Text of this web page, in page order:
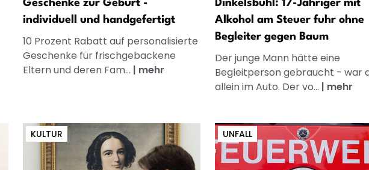
Geschenke zur Geburt -
individuell und handgefertigt
10 Prozent Rabatt auf personalisierte
Geschenke für frischgebackene
Eltern und deren Fam... | mehr
Dinkelsbühl: 17-Jähriger mit
Alkohol am Steuer fuhr ohne
Begleiter gegen Baum
Der junge Mann hätte eine
Begleitperson gebraucht - war
allein im Auto. Der vo... | mehr
KULTUR UNFALL